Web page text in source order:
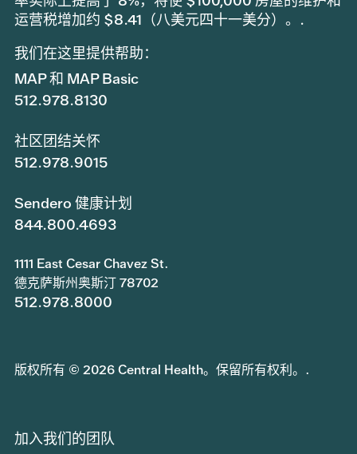
运营税增加约 $8.41（八美元四十一美分）。.
我们在这里提供帮助：
MAP 和 MAP Basic
512.978.8130
社区团结关怀
512.978.9015
Sendero 健康计划
844.800.4693
1111 East Cesar Chavez St.
德克萨斯州奥斯汀 78702
512.978.8000
版权所有 © 2026 Central Health。保留所有权利。.
加入我们的团队